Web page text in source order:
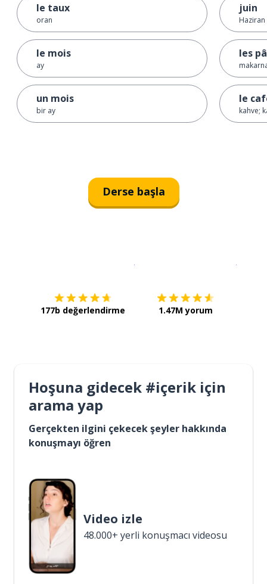
le taux
oran
le mois
ay
un mois
bir ay
juin
Haziran
les
le
kahve;
Derse başla
177b değerlendirme 1.47M yorum
Hoşuna gidecek #içerik için
arama yap
Gerçekten ilgini çekecek şeyler hakkında
konuşmayı öğren
Video izle
48.000+ yerli konuşmacı videosu